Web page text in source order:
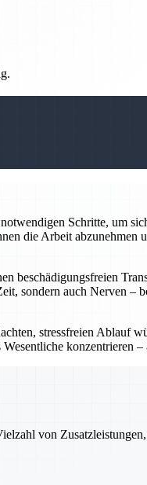
Schritte, um
die Arbeit abzunehmen
beschädigungsfreien
sondern auch Nerven –
stressfreien Ablauf
konzentrieren
von